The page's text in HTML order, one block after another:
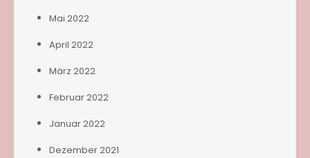
Mai 2022
April 2022
März 2022
Februar 2022
Januar 2022
Dezember 2021